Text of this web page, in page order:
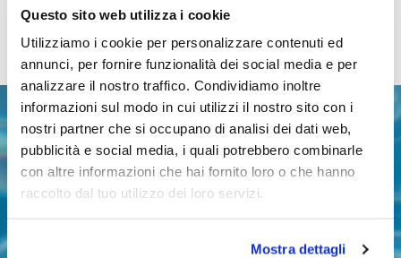
Questo sito web utilizza i cookie
Utilizziamo i cookie per personalizzare contenuti ed
annunci, per fornire funzionalità dei social media e per
analizzare il nostro traffico. Condividiamo inoltre
informazioni sul modo in cui utilizzi il nostro sito con i
nostri partner che si occupano di analisi dei dati web,
pubblicità e social media, i quali potrebbero combinarle
con altre informazioni che hai fornito loro o che hanno
raccolto dal tuo utilizzo dei loro servizi.
Mostra dettagli
Orari invernali